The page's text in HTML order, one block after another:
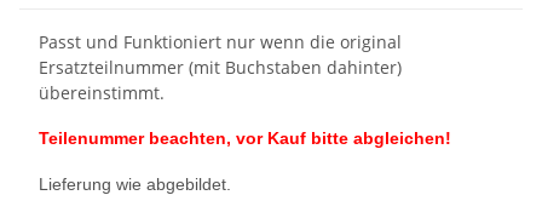
Passt und Funktioniert nur wenn die original
Ersatzteilnummer (mit Buchstaben dahinter)
übereinstimmt.
Teilenummer beachten, vor Kauf bitte abgleichen!
Lieferung wie abgebildet.